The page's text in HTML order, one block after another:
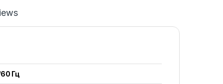
Гц